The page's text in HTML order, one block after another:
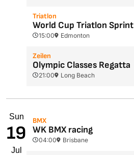
Triatlon
World Cup Triatlon Sprint
15:00 Edmonton
Zeilen
Olympic Classes Regatta
21:00 Long Beach
Sun
19
Jul
BMX
WK BMX racing
04:00 Brisbane